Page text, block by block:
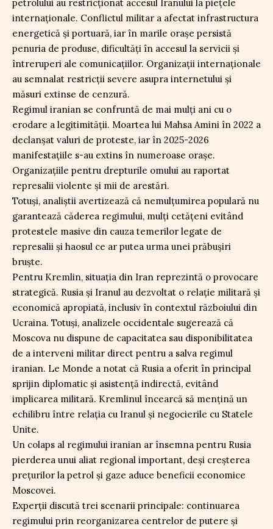
petrolului au restricționat accesul Iranului la piețele
internaționale. Conflictul militar a afectat infrastructura
energetică și portuară, iar în marile orașe persistă
penuria de produse, dificultăți în accesul la servicii și
întreruperi ale comunicațiilor. Organizații internaționale
au semnalat restricții severe asupra internetului și
măsuri extinse de cenzură.
Regimul iranian se confruntă de mai mulți ani cu o
erodare a legitimității. Moartea lui Mahsa Amini în 2022 a
declanșat valuri de proteste, iar în 2025-2026
manifestațiile s-au extins în numeroase orașe.
Organizațiile pentru drepturile omului au raportat
represalii violente și mii de arestări.
Totuși, analiștii avertizează că nemulțumirea populară nu
garantează căderea regimului, mulți cetățeni evitând
protestele masive din cauza temerilor legate de
represalii și haosul ce ar putea urma unei prăbușiri
bruște.
Pentru Kremlin, situația din Iran reprezintă o provocare
strategică. Rusia și Iranul au dezvoltat o relație militară și
economică apropiată, inclusiv în contextul războiului din
Ucraina. Totuși, analizele occidentale sugerează că
Moscova nu dispune de capacitatea sau disponibilitatea
de a interveni militar direct pentru a salva regimul
iranian. Le Monde a notat că Rusia a oferit în principal
sprijin diplomatic și asistență indirectă, evitând
implicarea militară. Kremlinul încearcă să mențină un
echilibru între relația cu Iranul și negocierile cu Statele
Unite.
Un colaps al regimului iranian ar însemna pentru Rusia
pierderea unui aliat regional important, deși creșterea
prețurilor la petrol și gaze aduce beneficii economice
Moscovei.
Experții discută trei scenarii principale: continuarea
regimului prin reorganizarea centrelor de putere și